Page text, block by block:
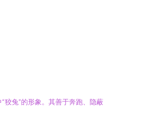
狡兔”的形象。其善于奔跑、隐蔽